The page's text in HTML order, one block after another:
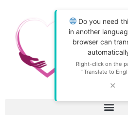
Do you need
in another
browser can
Right-click on the
"Translate to
✕